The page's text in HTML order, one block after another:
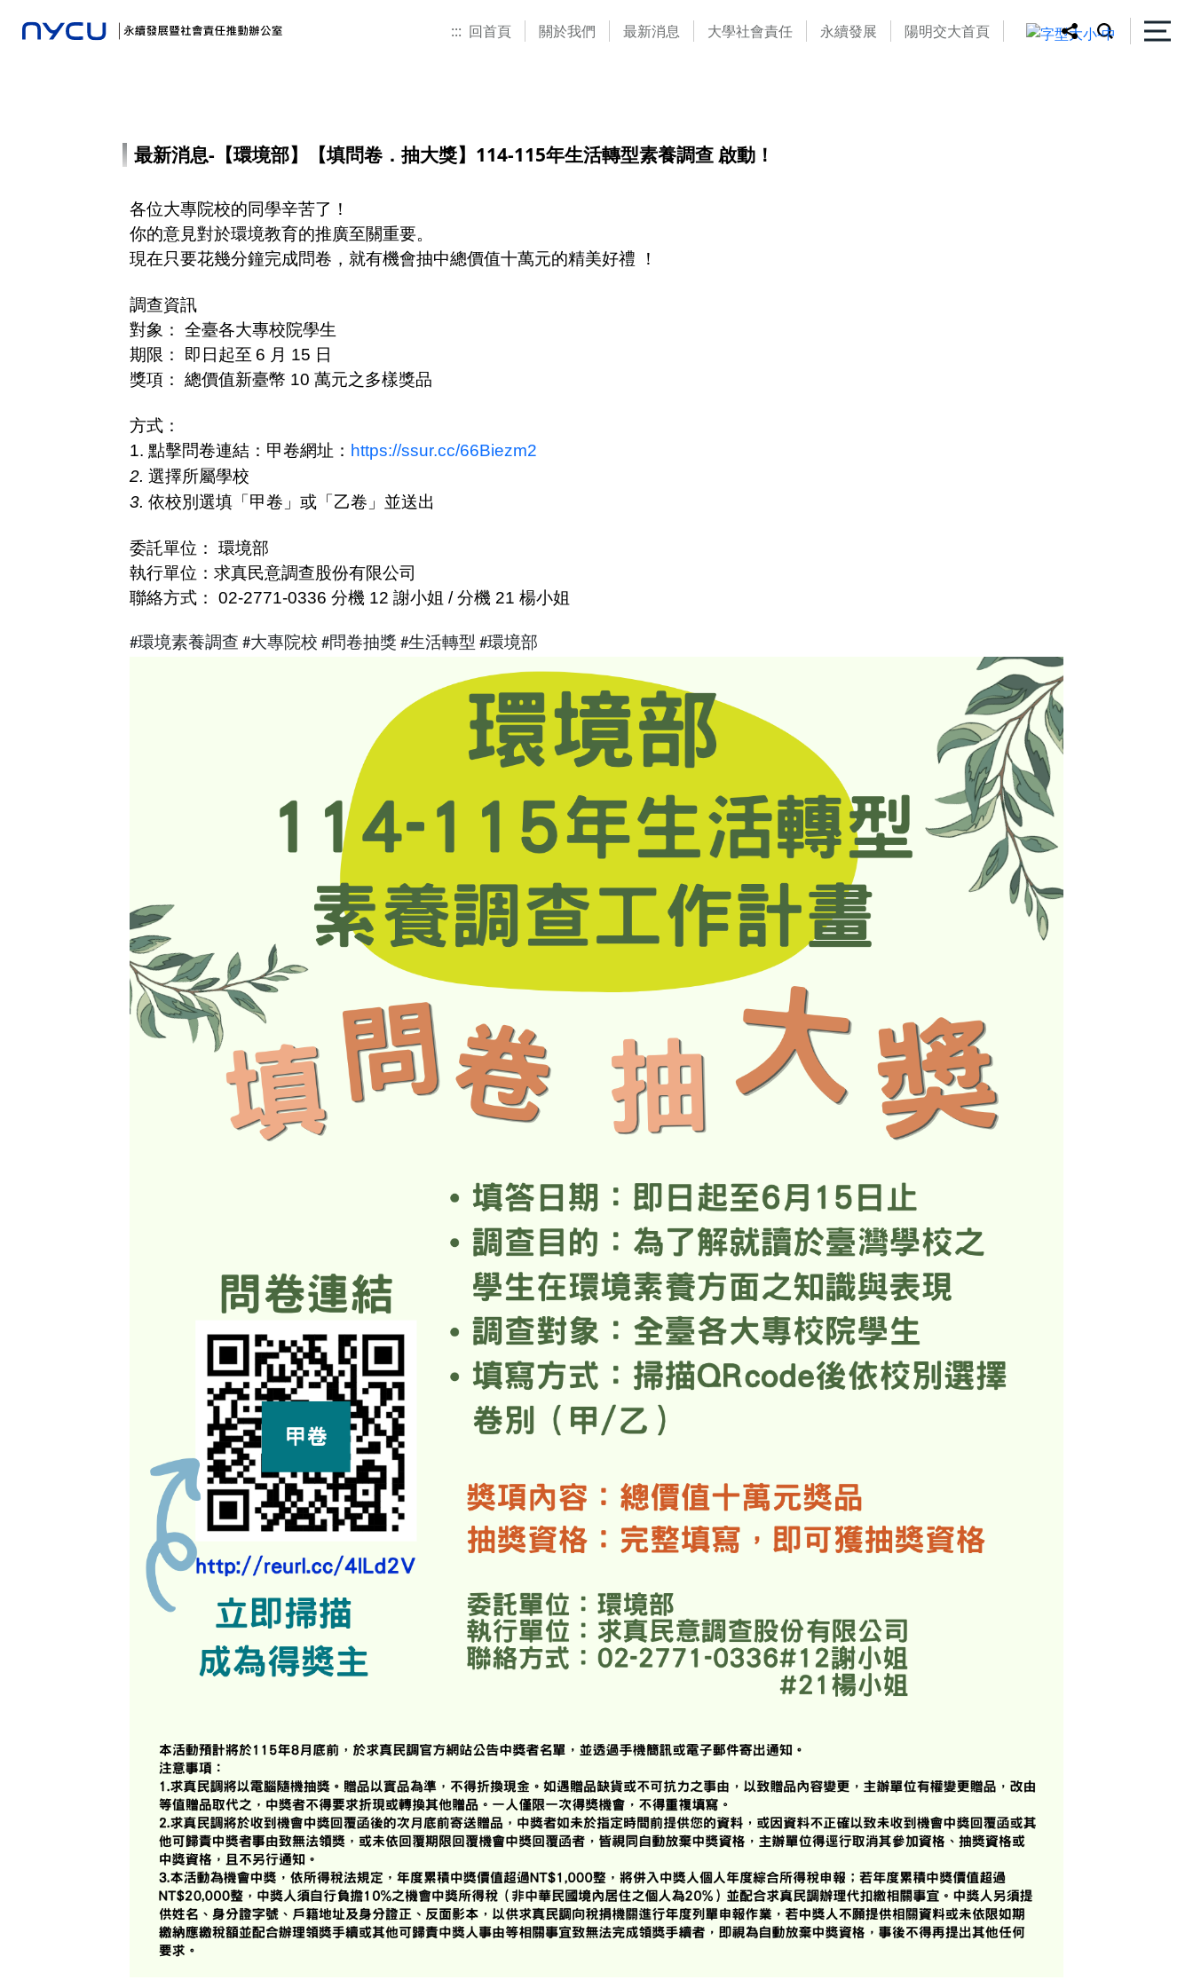
::: 回首頁 關於我們 最新消息 大學社會責任 永續發展 陽明交大首頁
最新消息-【環境部】【填問卷．抽大獎】114-115年生活轉型素養調查 啟動！
各位大專院校的同學辛苦了！
你的意見對於環境教育的推廣至關重要。
現在只要花幾分鐘完成問卷，就有機會抽中總價值十萬元的精美好禮 ！
調查資訊
對象： 全臺各大專校院學生
期限： 即日起至 6 月 15 日
獎項： 總價值新臺幣 10 萬元之多樣獎品
方式：
1. 點擊問卷連結：甲卷網址： https://ssur.cc/66Biezm2
2. 選擇所屬學校
3. 依校別選填「甲卷」或「乙卷」並送出
委託單位： 環境部
執行單位：求真民意調查股份有限公司
聯絡方式： 02-2771-0336 分機 12 謝小姐 /分機 21 楊小姐
#環境素養調查 #大專院校 #問卷抽獎 #生活轉型 #環境部